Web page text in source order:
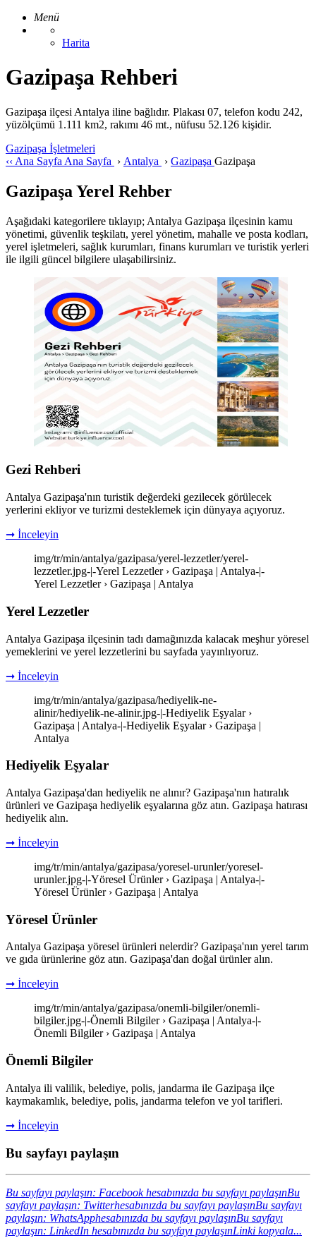
Menü
Harita
Gazipaşa Rehberi
Gazipaşa ilçesi Antalya iline bağlıdır. Plakası 07, telefon kodu 242,
yüzölçümü 1.111 km2, rakımı 46 mt., nüfusu 52.126 kişidir.
Gazipaşa İşletmeleri
‹‹ Ana Sayfa Ana Sayfa › Antalya › Gazipaşa Gazipaşa
Gazipaşa Yerel Rehber
Aşağıdaki kategorilere tıklayıp; Antalya Gazipaşa ilçesinin kamu
yönetimi, güvenlik teşkilatı, yerel yönetim, mahalle ve posta kodları,
yerel işletmeleri, sağlık kurumları, finans kurumları ve turistik yerleri
ile ilgili güncel bilgilere ulaşabilirsiniz.
Gezi Rehberi
Antalya Gazipaşa'nın turistik değerdeki gezilecek görülecek
yerlerini ekliyor ve turizmi desteklemek için dünyaya açıyoruz.
➞ İnceleyin
img/tr/min/antalya/gazipasa/yerel-lezzetler/yerel-
lezzetler.jpg-|-Yerel Lezzetler › Gazipaşa | Antalya-|-
Yerel Lezzetler › Gazipaşa | Antalya
Yerel Lezzetler
Antalya Gazipaşa ilçesinin tadı damağınızda kalacak meşhur yöresel
yemeklerini ve yerel lezzetlerini bu sayfada yayınlıyoruz.
➞ İnceleyin
img/tr/min/antalya/gazipasa/hediyelik-ne-
alinir/hediyelik-ne-alinir.jpg-|-Hediyelik Eşyalar ›
Gazipaşa | Antalya-|-Hediyelik Eşyalar › Gazipaşa |
Antalya
Hediyelik Eşyalar
Antalya Gazipaşa'dan hediyelik ne alınır? Gazipaşa'nın hatıralık
ürünleri ve Gazipaşa hediyelik eşyalarına göz atın. Gazipaşa hatırası
hediyelik alın.
➞ İnceleyin
img/tr/min/antalya/gazipasa/yoresel-urunler/yoresel-
urunler.jpg-|-Yöresel Ürünler › Gazipaşa | Antalya-|-
Yöresel Ürünler › Gazipaşa | Antalya
Yöresel Ürünler
Antalya Gazipaşa yöresel ürünleri nelerdir? Gazipaşa'nın yerel tarım
ve gıda ürünlerine göz atın. Gazipaşa'dan doğal ürünler alın.
➞ İnceleyin
img/tr/min/antalya/gazipasa/onemli-bilgiler/onemli-
bilgiler.jpg-|-Önemli Bilgiler › Gazipaşa | Antalya-|-
Önemli Bilgiler › Gazipaşa | Antalya
Önemli Bilgiler
Antalya ili valilik, belediye, polis, jandarma ile Gazipaşa ilçe
kaymakamlık, belediye, polis, jandarma telefon ve yol tarifleri.
➞ İnceleyin
Bu sayfayı paylaşın
Bu sayfayı paylaşın: Facebook hesabınızda bu sayfayı paylaşınBu
sayfayı paylaşın: Twitterhesabınızda bu sayfayı paylaşınBu sayfayı
paylaşın: WhatsApphesabınızda bu sayfayı paylaşınBu sayfayı
paylaşın: LinkedIn hesabınızda bu sayfayı paylaşınLinki kopyala...